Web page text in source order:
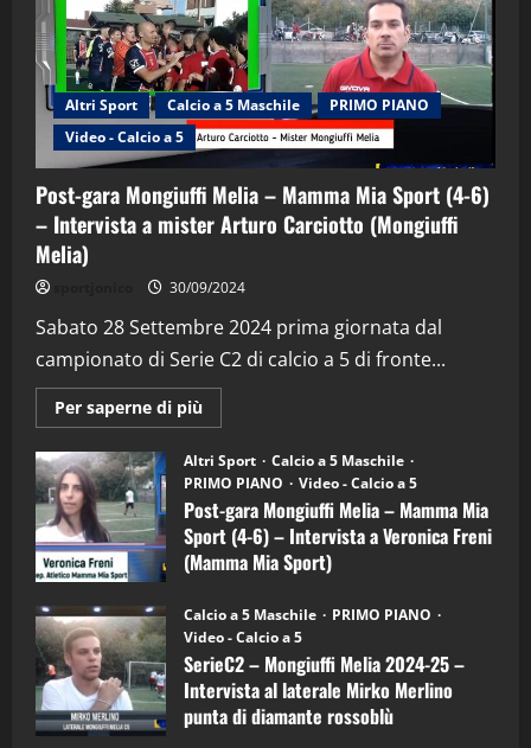
Altri Sport Calcio a 5 Maschile
PRIMO PIANO
Video - Calcio a 5
Post-gara Mongiuffi Melia – Mamma Mia Sport (4-6)
– Intervista a mister Arturo Carciotto (Mongiuffi
Melia)
30/09/2024
Sabato 28 Settembre 2024 prima giornata dal
campionato di Serie C2 di calcio a 5 di fronte...
Per saperne di più
informazioni
Post-
gara
Mongiuffi
Melia
–
Mamma
Mia
Sport
6)
–
Intervista
a
mister
Arturo
Carciotto
(Mongiuffi
Altri Sport
Calcio a 5 Maschile
PRIMO PIANO
Video - Calcio a 5
Post-gara Mongiuffi Melia – Mamma Mia
Sport (4-6) – Intervista a Veronica Freni
(Mamma Mia Sport)
Calcio a 5 Maschile
PRIMO PIANO
Video - Calcio a 5
SerieC2 – Mongiuffi Melia 2024-25 –
Intervista al laterale Mirko Merlino
punta di diamante rossoblù
2
“SportEmpire” in Podcast: 29^ Puntata
(Martedi 28 Aprile 2026)
28/04/2026
3
"SportEmpire" in Podcast
“SportEmpire” in Podcast: 28^ Puntata
(Martedi 21 Aprile 2026)
21/04/2026
4
“SportEmpire” in Podcast: 27^ Puntata
(Martedi 14 Aprile 2026)
15/04/2026